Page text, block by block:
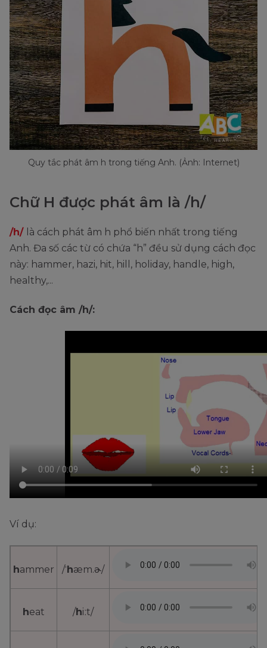
Quy tắc phát âm h trong tiếng Anh. (Ảnh: Internet)
Chữ H được phát âm là /h/
/h/ là cách phát âm h phổ biến nhất trong tiếng
Anh. Đa số các từ có chứa “h” đều sử dụng cách đọc
này: hammer, hazi, hit, hill, holiday, handle, high,
healthy,...
Cách đọc âm /h/:
Ví dụ:
hammer /ˈ hæm.ɚ/
heat /hiːt/